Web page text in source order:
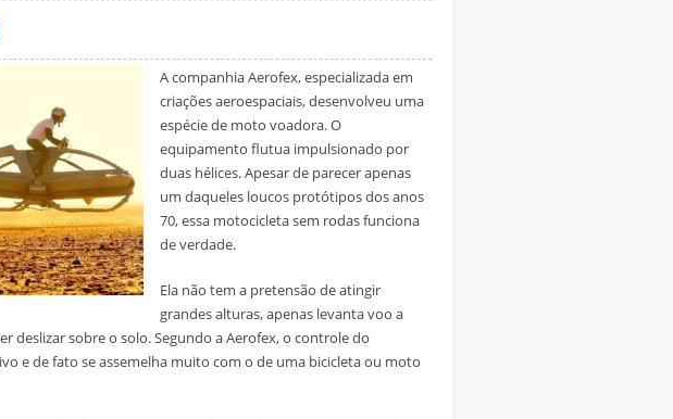
A companhia Aerofex, especializada em
criações aeroespaciais, desenvolveu uma
espécie de moto voadora. O
equipamento flutua impulsionado por
duas hélices. Apesar de parecer apenas
um daqueles loucos protótipos dos anos
70, essa motocicleta sem rodas funciona
de verdade.
Ela não tem a pretensão de atingir
grandes alturas, apenas levanta voo a
deslizar sobre o solo. Segundo a Aerofex, o controle do
e de fato se assemelha muito com o de uma bicicleta ou moto